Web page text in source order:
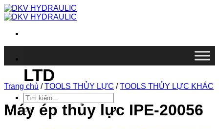
Chuyển
đến
dung
LTD
Tìm
kiếm:
Trang chủ / TOOLS THỦY LỰC / TOOLS THỦY LỰC KHÁC
Máy ép thủy lực IPE-20056